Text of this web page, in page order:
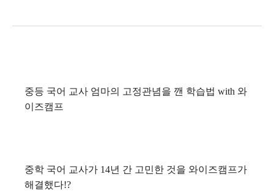
중등 국어 교사 엄마의 고정관념을 깬 학습법 with 와
이즈캠프
중학 국어 교사가 14년 간 고민한 것을 와이즈캠프가
해결했다!?